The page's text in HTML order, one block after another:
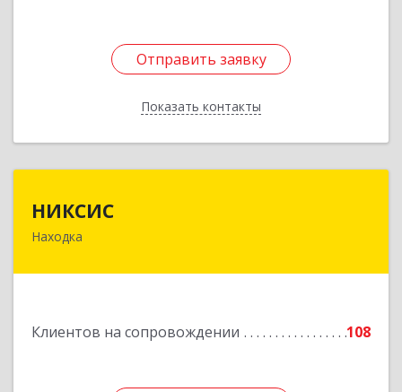
Отправить заявку
Показать контакты
Отправить заявку
Назад
НИКСИС
Находка
Клиентов на сопровождении 108